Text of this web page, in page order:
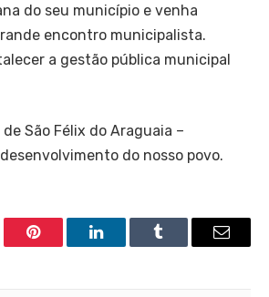
do seu município e venha
encontro municipalista.
a gestão pública municipal
São Félix do Araguaia –
do nosso povo.
Pinterest LinkedInTumblr Email